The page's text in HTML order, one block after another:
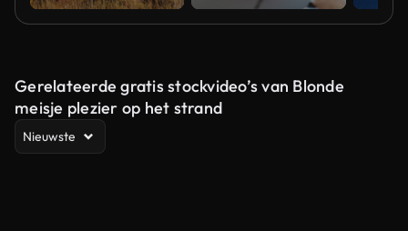
Gerelateerde gratis stockvideo’s van Blonde
meisje plezier op het strand
Nieuwste